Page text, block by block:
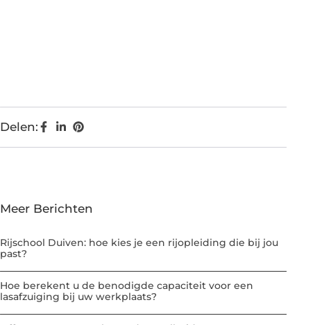
Delen:
Meer Berichten
Rijschool Duiven: hoe kies je een rijopleiding die bij jou
past?
Hoe berekent u de benodigde capaciteit voor een
lasafzuiging bij uw werkplaats?